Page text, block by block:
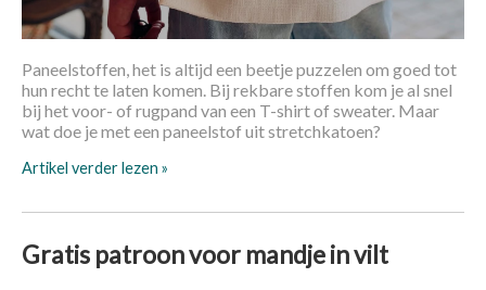
Paneelstoffen, het is altijd een beetje puzzelen om goed tot
hun recht te laten komen. Bij rekbare stoffen kom je al snel
bij het voor- of rugpand van een T-shirt of sweater. Maar
wat doe je met een paneelstof uit stretchkatoen?
Artikel verder lezen »
Gratis patroon voor mandje in vilt